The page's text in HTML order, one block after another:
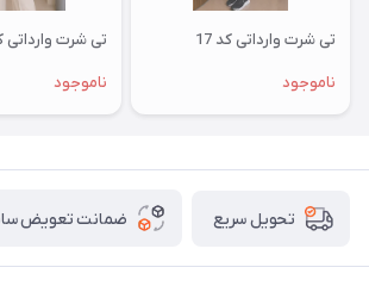
تی شرت وارداتی کد 17
ناموجود
تی شرت وارداتی کد
ناموجود
تحویل سریع ضمانت تعویض